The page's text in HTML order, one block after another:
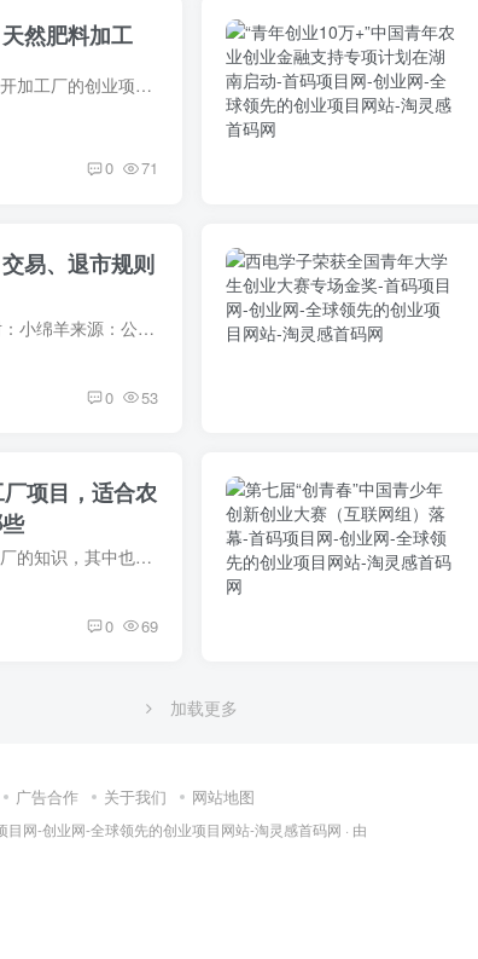
然肥料加工
开加工厂，有哪些项目可以做，开加工厂的创业项目有哪些介绍。以下是学习啦小编分享给大家的关于办小型加工厂创业项目，一起来看看吧!
0 71
易、退市规则
作者：小杜审核：CFO大叔校对：小绵羊来源：公众号【亿云财务官】一、我国全面注册制改革背景与改革历程2023年2月17日
0 53
项目，适合农
今天给各位分享创业小项目加工厂的知识，其中也会对创业小项目加工厂2021进行解释，如果能碰巧解决你现在面临的问题，别忘了关注本站，现在开始吧！
0 69
加载更多
广告合作 关于我们 网站地图
目网-创业网-全球领先的创业项目网站-淘灵感首码网 · 由